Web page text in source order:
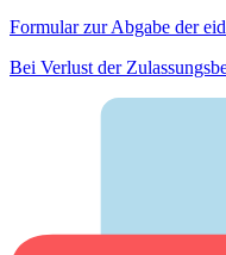
Formular zur Abgabe der
Bei Verlust der